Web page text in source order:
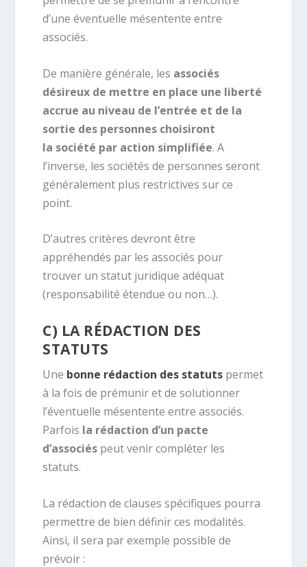
d’une éventuelle mésentente entre
associés.
De manière générale, les associés
désireux de mettre en place une liberté
accrue au niveau de l’entrée et de la
sortie des personnes choisiront
la société par action simplifiée. A
l’inverse, les sociétés de personnes seront
généralement plus restrictives sur ce
point.
D’autres critères devront être
appréhendés par les associés pour
trouver un statut juridique adéquat
(responsabilité étendue ou non…).
C) LA RÉDACTION DES
STATUTS
Une bonne rédaction des statuts permet
à la fois de prémunir et de solutionner
l’éventuelle mésentente entre associés.
Parfois la rédaction d’un pacte
d’associés peut venir compléter les
statuts.
La rédaction de clauses spécifiques pourra
permettre de bien définir ces modalités.
Ainsi, il sera par exemple possible de
prévoir :